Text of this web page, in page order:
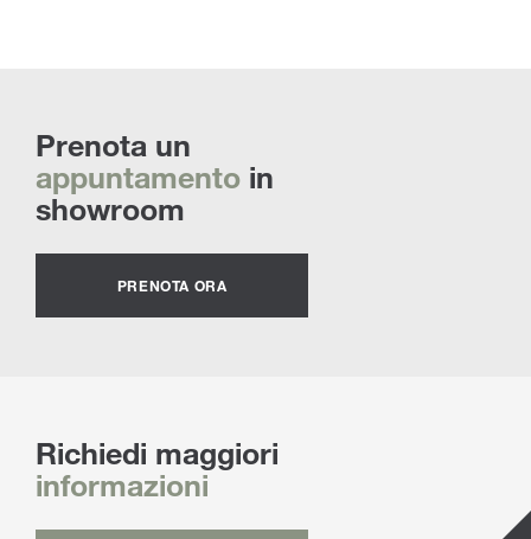
Prenota un
appuntamento in
showroom
PRENOTA ORA
Richiedi maggiori
informazioni